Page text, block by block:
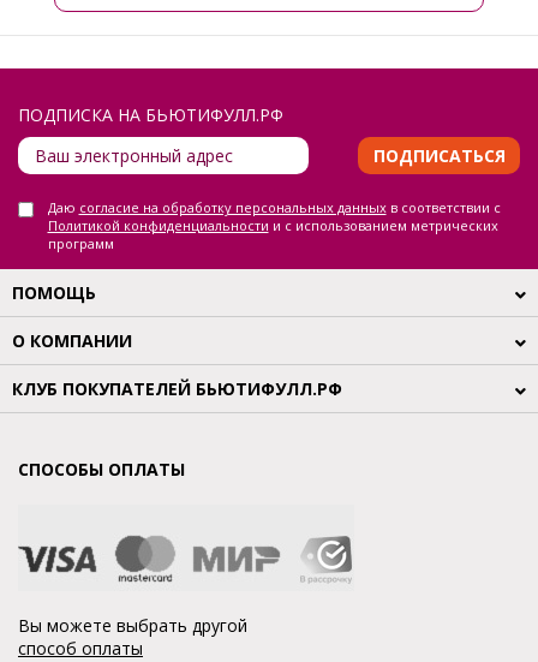
ПОДПИСКА НА БЬЮТИФУЛЛ.РФ
ПОДПИСАТЬСЯ
Даю согласие на обработку персональных данныхв соответствии с
Политикой конфиденциальности и с использованием метрических
программ
ПОМОЩЬ
О КОМПАНИИ
КЛУБ ПОКУПАТЕЛЕЙ БЬЮТИФУЛЛ.РФ
СПОСОБЫ ОПЛАТЫ
Вы можете выбрать другой
способ оплаты